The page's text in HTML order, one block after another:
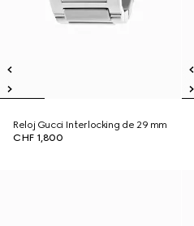
Reloj Gucci Interlocking de 29 mm
CHF 1,800